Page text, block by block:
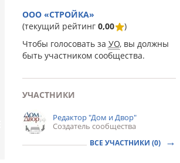
ООО «СТРОЙКА»
(текущий рейтинг 0,00
)
Чтобы голосовать за УО, вы должны
быть участником сообщества.
УЧАСТНИКИ
Редактор "Дом и Двор"
Создатель сообщества
ВСЕ УЧАСТНИКИ (0)